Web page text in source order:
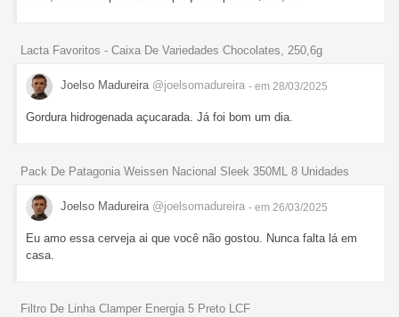
Lacta Favoritos - Caixa De Variedades Chocolates, 250,6g
Joelso Madureira @joelsomadureira - em 28/03/2025
Gordura hidrogenada açucarada. Já foi bom um dia.
Pack De Patagonia Weissen Nacional Sleek 350ML 8 Unidades
Joelso Madureira @joelsomadureira - em 26/03/2025
Eu amo essa cerveja ai que você não gostou. Nunca falta lá em
casa.
Filtro De Linha Clamper Energia 5 Preto LCF